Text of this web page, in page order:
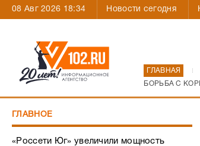
08 Авг 2026 18:34 Новости сегодня
ГЛАВНАЯ
БОРЬБА С
ГЛАВНОЕ
«Россети Юг» увеличили мощность